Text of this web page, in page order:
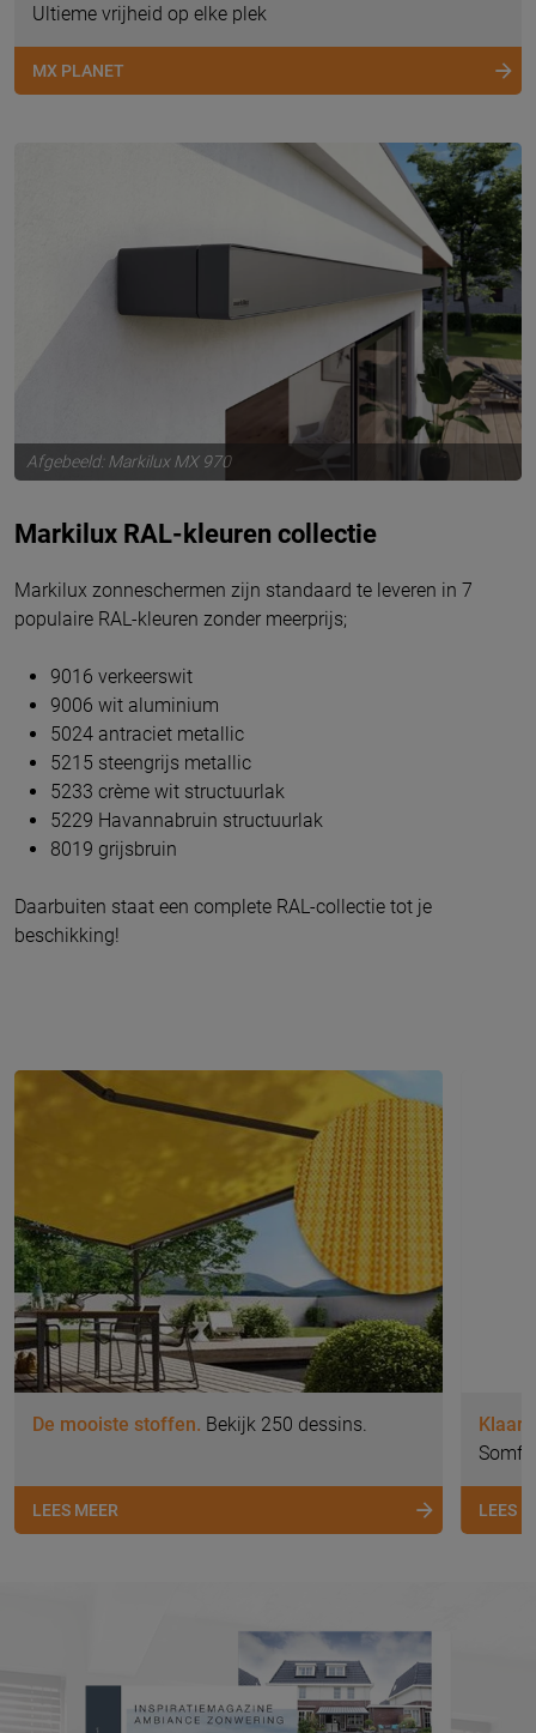
Ultieme vrijheid op elke plek
MX PLANET
Afgebeeld: Markilux MX 970
Markilux RAL-kleuren collectie
Markilux zonneschermen zijn standaard te leveren in 7
populaire RAL-kleuren zonder meerprijs;
9016 verkeerswit
9006 wit aluminium
5024 antraciet metallic
5215 steengrijs metallic
5233 crème wit structuurlak
5229 Havannabruin structuurlak
8019 grijsbruin
Daarbuiten staat een complete RAL-collectie tot je
beschikking!
De mooiste stoffen. Bekijk 250 dessins.
LEES MEER
Klaar
LEES